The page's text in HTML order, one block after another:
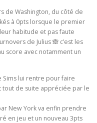
de Washington, du côté de
à 0pts lorsque le premier
habitude et pas faute
de Julius 🙈 c’est les
score avec notamment un
Sims lui rentre pour faire
tout de suite appréciée par le
New York va enfin prendre
en jeu et un nouveau 3pts